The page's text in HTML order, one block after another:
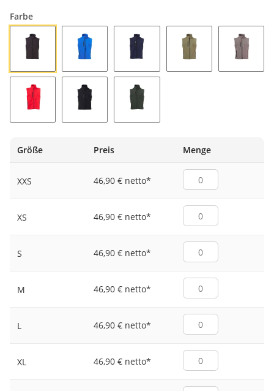
Farbe
ANTHRAZIT KÖNIGSBLAUMARINEBLAU
Größe
Preis Menge
XXS 46,90 € netto*
XS 46,90 € netto*
S 46,90 € netto*
M 46,90 € netto*
L 46,90 € netto*
XL 46,90 € netto*